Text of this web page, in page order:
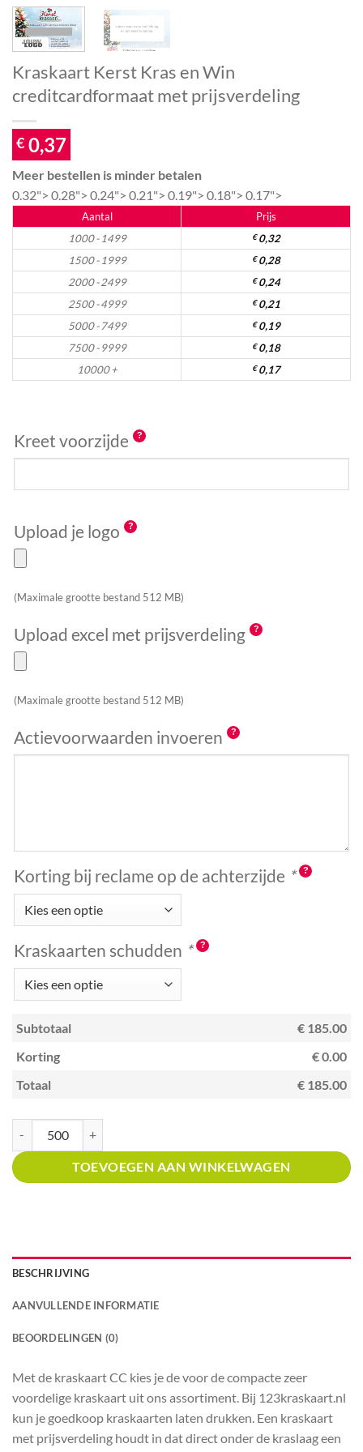
Kraskaart Kerst Kras en Win
creditcardformaat met prijsverdeling
€ 0,37
Meer bestellen is minder betalen
0.32"> 0.28"> 0.24"> 0.21"> 0.19"> 0.18"> 0.17">
Aantal
Prijs
1000 - 1499
€0,32
1500 - 1999
€0,28
2000 - 2499
€0,24
2500 - 4999
€0,21
5000 - 7499
€0,19
7500 - 9999
€0,18
10000 +
€0,17
Kreet voorzijde
Upload je logo
(Maximale grootte bestand 512 MB)
Upload excel met prijsverdeling
(Maximale grootte bestand 512 MB)
Actievoorwaarden invoeren
Korting bij reclame op de achterzijde *
Kraskaarten schudden *
Subtotaal
€ 185.00
Korting
€ 0.00
Totaal
€ 185.00
TOEVOEGEN AAN WINKELWAGEN
BESCHRIJVING
AANVULLENDE INFORMATIE
BEOORDELINGEN (0)
Met de kraskaart CC kies je de voor de compacte zeer
voordelige kraskaart uit ons assortiment. Bij 123kraskaart.nl
kun je goedkoop kraskaarten laten drukken. Een kraskaart
met prijsverdeling houdt in dat direct onder de kraslaag een